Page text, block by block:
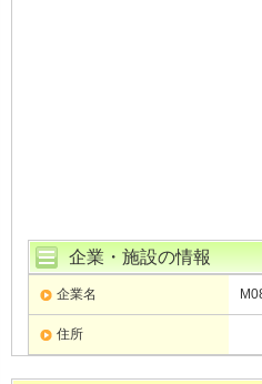
企業・施設の情報
企業名
住所